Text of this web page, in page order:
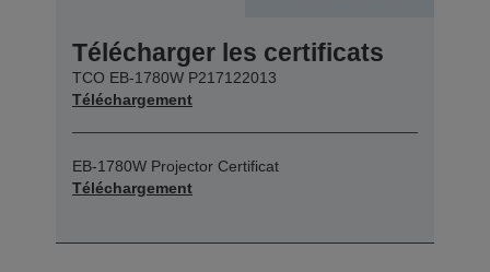
Télécharger les certificats
TCO EB-1780W P217122013
Téléchargement
EB-1780W Projector Certificat
Téléchargement